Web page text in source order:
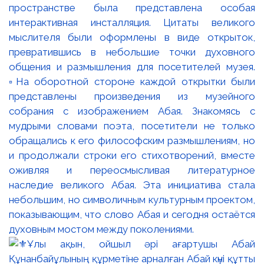
пространстве была представлена особая
интерактивная инсталляция. Цитаты великого
мыслителя были оформлены в виде открыток,
превратившись в небольшие точки духовного
общения и размышления для посетителей музея.
▫️На оборотной стороне каждой открытки были
представлены произведения из музейного
собрания с изображением Абая. Знакомясь с
мудрыми словами поэта, посетители не только
обращались к его философским размышлениям, но
и продолжали строки его стихотворений, вместе
оживляя и переосмысливая литературное
наследие великого Абая. Эта инициатива стала
небольшим, но символичным культурным проектом,
показывающим, что слово Абая и сегодня остаётся
духовным мостом между поколениями.